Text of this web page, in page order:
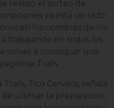
realizó el sorteo de
ya está cerrado
los nombres de los
trabajando en todos los
volver a conseguir una
Trails.
Tico Cervera, señala
ultimar la preparación,